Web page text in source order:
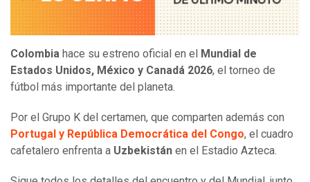
Colombia hace su estreno oficial en el Mundial de
Estados Unidos, México y Canadá 2026, el torneo de
fútbol más importante del planeta.
Por el Grupo K del certamen, que comparten además con
Portugal y República Democrática del Congo, el cuadro
cafetalero enfrenta a Uzbekistán en el Estadio Azteca.